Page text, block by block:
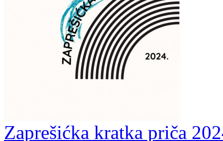
Zaprešićka kratka priča